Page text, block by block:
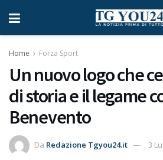
Home Forza Sport
Un nuovo logo che
di storia e il legame
Benevento
Da Redazione Tgyou24.it 3